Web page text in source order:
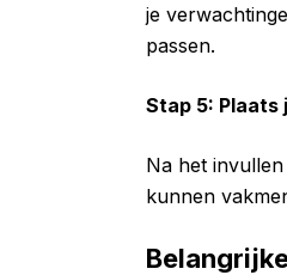
je
passen.
Stap 5: Plaats
Na het
kunnen